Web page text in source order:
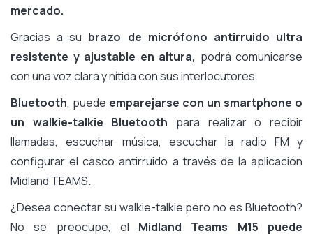
mercado.
Gracias a su brazo de micrófono antirruido ultra
resistente y ajustable en altura, podrá comunicarse
con una voz clara y nítida con sus interlocutores.
Bluetooth, puede emparejarse con un smartphone o
un walkie-talkie Bluetooth para realizar o recibir
llamadas, escuchar música, escuchar la radio FM y
configurar el casco antirruido a través de la aplicación
Midland TEAMS.
¿Desea conectar su walkie-talkie pero no es Bluetooth?
No se preocupe, el Midland Teams M15 puede